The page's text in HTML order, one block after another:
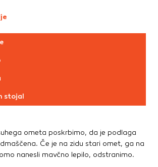
stojal
ometa poskrbimo, da je podlaga
Če je na zidu stari omet, ga na
nanesli mavčno lepilo, odstranimo.
podjetja jih lahko uporabljajo za
edinstveno prepoznavanje vašega
Če zavrnete uporabo teh piškotkov,
Potrdi moje izbire